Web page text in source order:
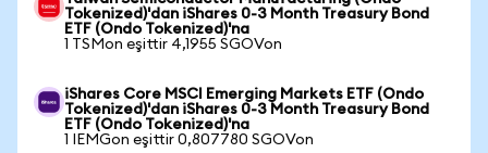
Tokenized)'dan iShares 0-3 Month Treasury Bond
ETF (Ondo Tokenized)'na
1 TSMon eşittir 4,1955 SGOVon
iShares Core MSCI Emerging Markets ETF (Ondo
Tokenized)'dan iShares 0-3 Month Treasury Bond
ETF (Ondo Tokenized)'na
1 IEMGon eşittir 0,807780 SGOVon